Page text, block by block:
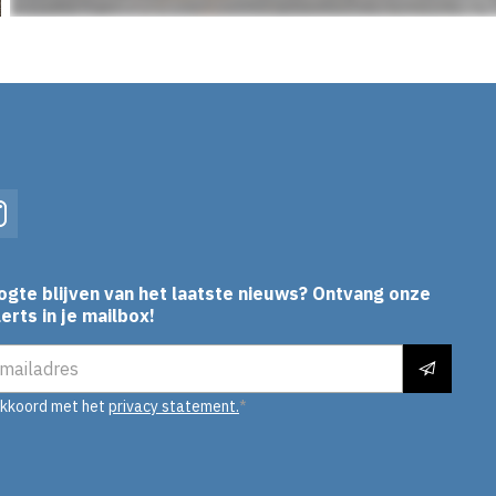
blijven van het laatste nieuws? Ontvang onze
in je mailbox!
met het privacy statement.